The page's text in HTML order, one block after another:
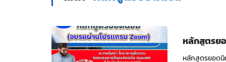
หลักสูตรย
หลักสูตรยอด